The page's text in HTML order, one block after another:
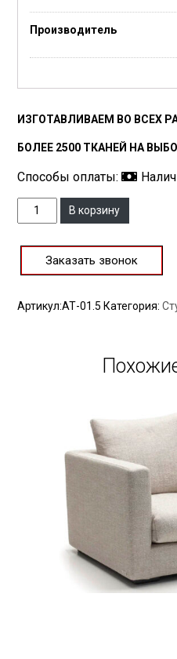
Производитель
ИЗГОТАВЛИВАЕМ ВО ВСЕХ
БОЛЕЕ 2500 ТКАНЕЙ НА
Способы оплаты:
КоличествоВ корзину
Заказать звонок
Артикул:АТ-01.5 Категория: